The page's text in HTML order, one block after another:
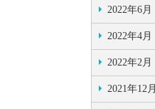
2022年6月
2022年4月
2022年2月
2021年12月